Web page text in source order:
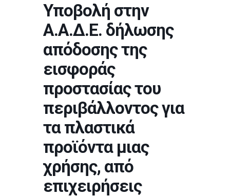
Υποβολή στην
Α.Α.Δ.Ε. δήλωσης
απόδοσης της
εισφοράς
προστασίας του
περιβάλλοντος για
τα πλαστικά
προϊόντα μιας
χρήσης, από
επιχειρήσεις